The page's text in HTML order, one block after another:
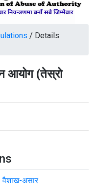
/ Details
आयोग (तेस्रो
वैशाख-असार